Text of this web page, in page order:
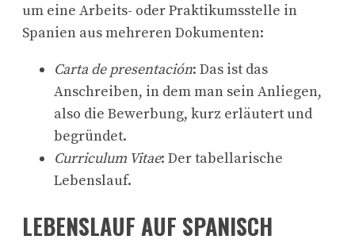
um eine Arbeits- oder Praktikumsstelle in
Spanien aus mehreren Dokumenten:
Carta de presentación: Das ist das
Anschreiben, in dem man sein Anliegen,
also die Bewerbung, kurz erläutert und
begründet.
Curriculum Vitae: Der tabellarische
Lebenslauf.
LEBENSLAUF AUF SPANISCH